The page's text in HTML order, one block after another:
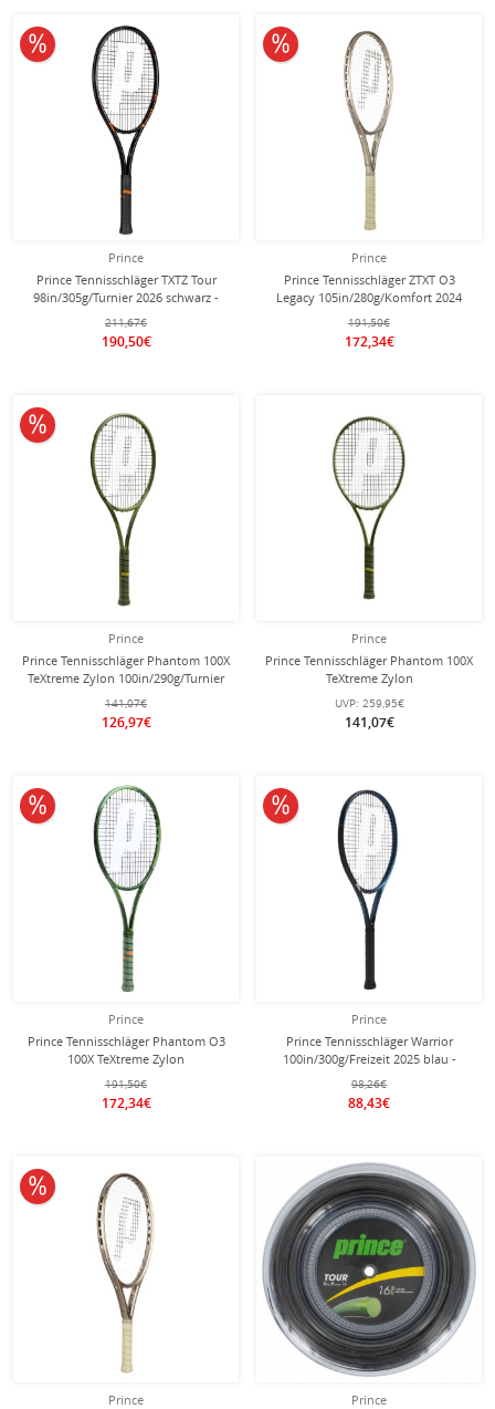
Prince
Prince Tennisschläger TXTZ Tour
98in/305g/Turnier 2026 schwarz -
211,67€
190,50€
10% reduziert
Prince
Prince Tennisschläger ZTXT O3
Legacy 105in/280g/Komfort 2024
191,50€
172,34€
10% reduziert
Prince
Prince Tennisschläger Phantom 100X
TeXtreme Zylon 100in/290g/Turnier
141,07€
126,97€
10% reduziert
Prince
Prince Tennisschläger Phantom 100X
TeXtreme Zylon
- unbesaitet -
UVP: 259,95€
141,07€
Prince
Prince Tennisschläger Phantom O3
100X TeXtreme Zylon
unbesaitet -
191,50€
172,34€
10% reduziert
Prince
Prince Tennisschläger Warrior
100in/300g/Freizeit 2025 blau -
98,26€
88,43€
10% reduziert
Prince
10% reduziert
Prince